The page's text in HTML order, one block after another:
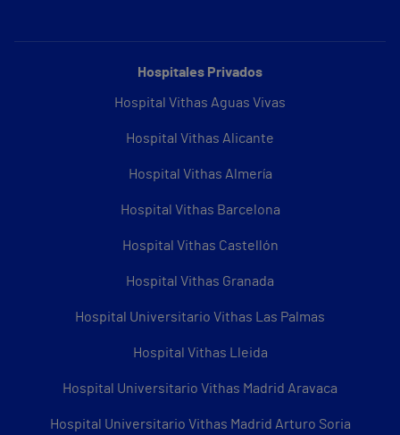
Hospitales Privados
Hospital Vithas Aguas Vivas
Hospital Vithas Alicante
Hospital Vithas Almería
Hospital Vithas Barcelona
Hospital Vithas Castellón
Hospital Vithas Granada
Hospital Universitario Vithas Las Palmas
Hospital Vithas Lleida
Hospital Universitario Vithas Madrid Aravaca
Hospital Universitario Vithas Madrid Arturo Soria